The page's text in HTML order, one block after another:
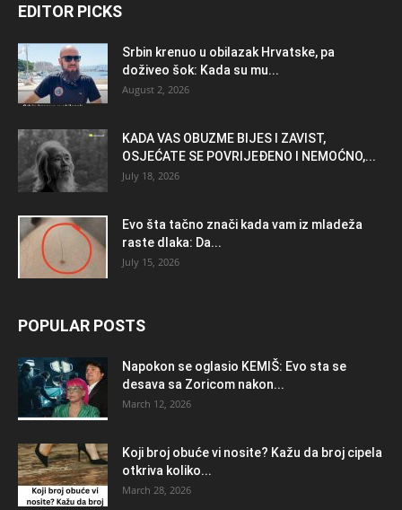
EDITOR PICKS
Srbin krenuo u obilazak Hrvatske, pa
doživeo šok: Kada su mu...
August 2, 2026
KADA VAS OBUZME BIJES I ZAVIST,
OSJEĆATE SE POVRIJEĐENO I NEMOĆNO,...
July 18, 2026
Evo šta tačno znači kada vam iz mladeža
raste dlaka: Da...
July 15, 2026
POPULAR POSTS
Napokon se oglasio KEMlŠ: Evo sta se
desava sa Zoricom nakon...
March 12, 2026
Koji broj obuće vi nosite? Kažu da broj cipela
otkriva koliko...
March 28, 2026